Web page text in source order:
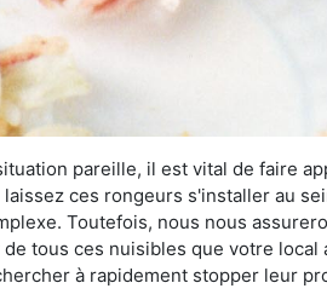
pareille, il est vital de faire
ces rongeurs s'installer au
Toutefois, nous nous
tous ces nuisibles que votre
à rapidement stopper leur